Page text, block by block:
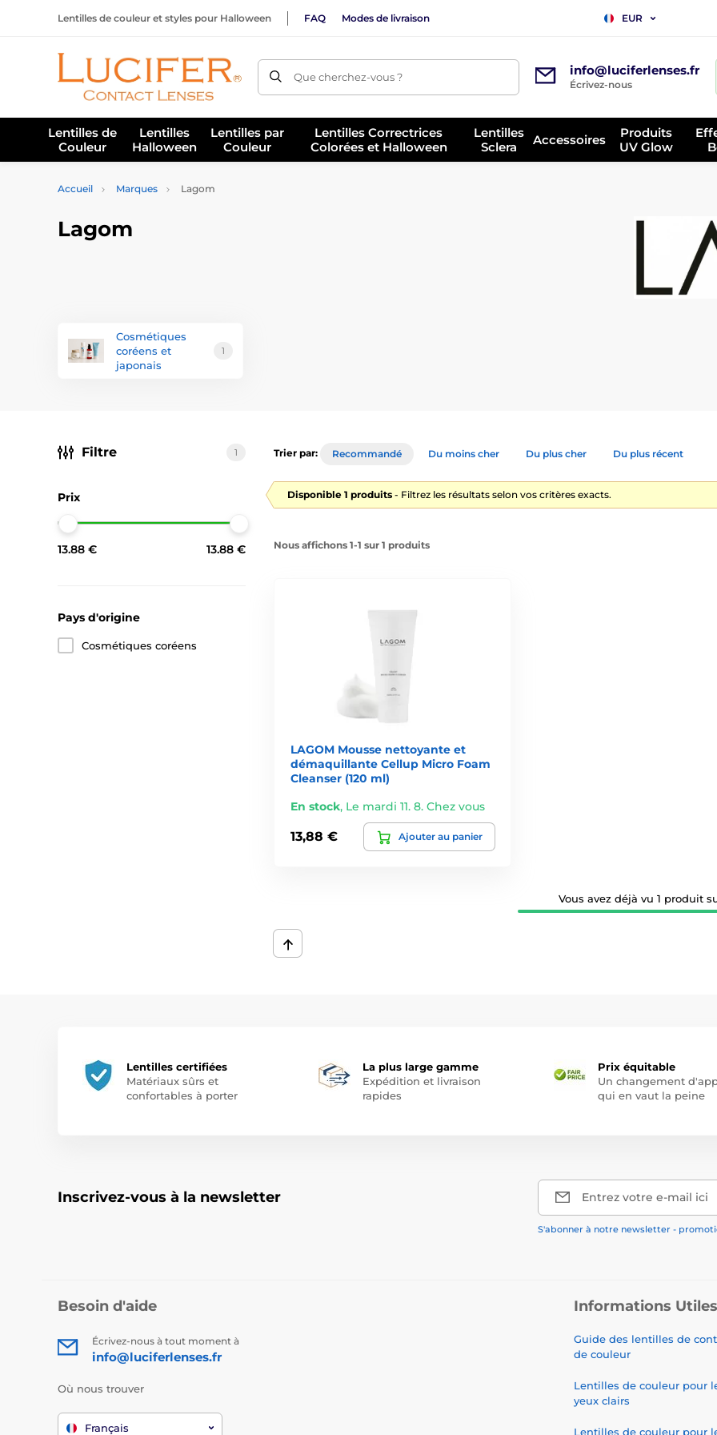
Lentilles de couleur et styles pour Halloween FAQ Modes de livraison EUR
Que cherchez-vous ? info@luciferlenses.fr
Écrivez-nous
Lentilles de
Couleur
Lentilles
Halloween
Lentilles par
Couleur
Lentilles Correctrices
Colorées et Halloween
Lentilles
Sclera
Accessoires
Produits
UV Glow
Accueil Marques Lagom
Lagom
Cosmétiques
coréens et
japonais
1
Filtre 1
Prix
13.88 € 13.88 €
Pays d'origine
Cosmétiques coréens
Trier par: Recommandé Du moins cher Du plus cher Du plus récent
Disponible 1 produits - Filtrez les résultats selon vos critères exacts.
Nous affichons 1-1 sur 1 produits
LAGOM Mousse nettoyante et
démaquillante Cellup Micro Foam
Cleanser (120 ml)
En stock, Le mardi 11. 8. Chez vous
13,88 € Ajouter au panier
Vous avez déjà vu 1 produit
Lentilles certifiées
Matériaux sûrs et
confortables à porter
La plus large gamme
Expédition et livraison
rapides
Prix équitable
Un changement
qui en vaut la peine
Inscrivez-vous à la newsletter Entrez votre e-mail ici
S'abonner à notre newsletter -
Besoin d'aide
Écrivez-nous à tout moment à
info@luciferlenses.fr
Où nous trouver
Français
Informations Utiles
Guide des lentilles de
de couleur
Lentilles de couleur pour
yeux clairs
Lentilles de couleur pour